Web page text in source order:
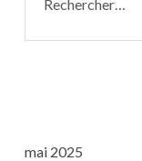
latérale
principale
mai 2025